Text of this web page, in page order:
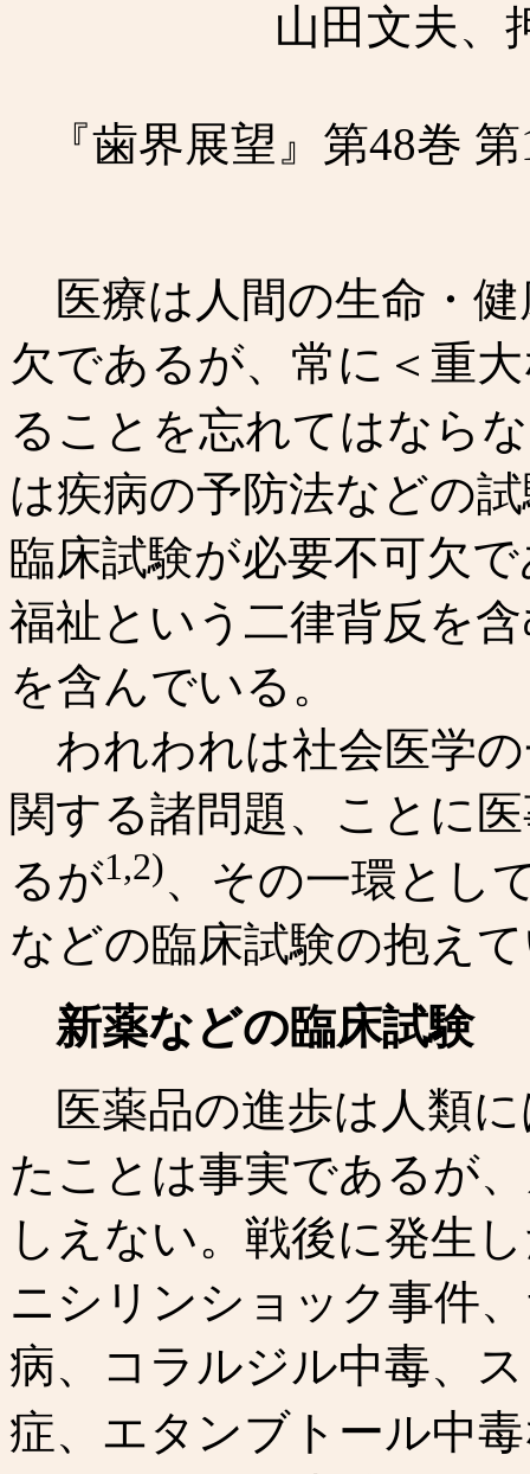
山田文夫、
『歯界展望』第48巻
医療は人間の生命・健
欠であるが、常に＜重
ることを忘れてはなら
は疾病の予防法などの
臨床試験が必要不可欠
福祉という二律背反を
を含んでいる。
われわれは社会医学
関する諸問題、ことに
るが1,2)、その一環とし
などの臨床試験の抱え
新薬などの臨床試験
医薬品の進歩は人類
たことは事実であるが
しえない。戦後に発生
ニシリンショック事件
病、コラルジル中毒、
症、エタンブトール中